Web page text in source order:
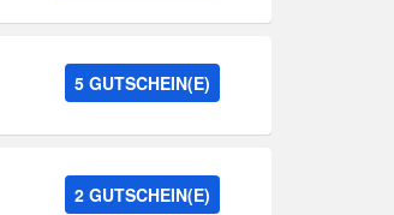
5 GUTSCHEIN(E)
2 GUTSCHEIN(E)